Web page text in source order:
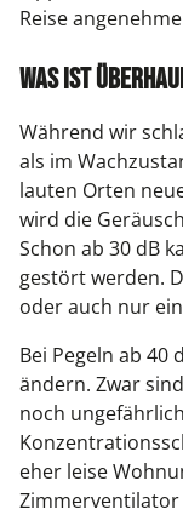
Reise
Was ist
Während wir
als im
lauten Orten
wird die
Schon ab 30 dB
gestört werden.
oder auch nur
Bei Pegeln ab 40
ändern. Zwar
noch
eher leise
Zimmerventilator